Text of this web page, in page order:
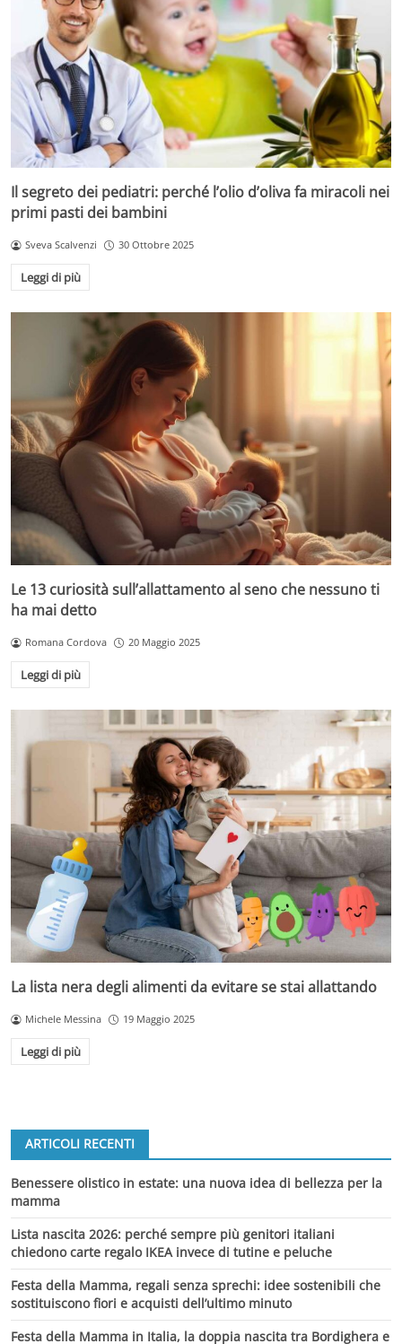
Il segreto dei pediatri: perché l’olio d’oliva fa miracoli nei
primi pasti dei bambini
Sveva Scalvenzi 30 Ottobre 2025
Leggi di più
Le 13 curiosità sull’allattamento al seno che nessuno ti
ha mai detto
Romana Cordova 20 Maggio 2025
Leggi di più
La lista nera degli alimenti da evitare se stai allattando
Michele Messina 19 Maggio 2025
Leggi di più
ARTICOLI RECENTI
Benessere olistico in estate: una nuova idea di bellezza per la
mamma
Lista nascita 2026: perché sempre più genitori italiani
chiedono carte regalo IKEA invece di tutine e peluche
Festa della Mamma, regali senza sprechi: idee sostenibili che
sostituiscono fiori e acquisti dell’ultimo minuto
Festa della Mamma in Italia, la doppia nascita tra Bordighera e